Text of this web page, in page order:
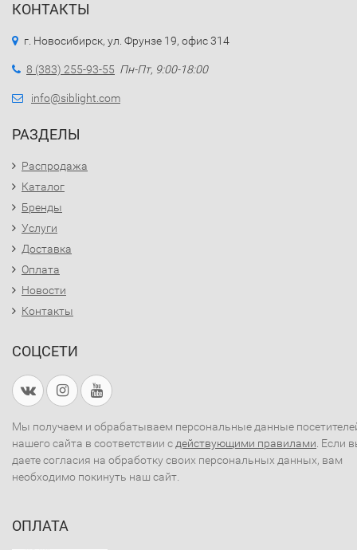
КОНТАКТЫ
г. Новосибирск, ул. Фрунзе 19, офис 314
8 (383) 255-93-55 Пн-Пт, 9:00-18:00
info@siblight.com
РАЗДЕЛЫ
Распродажа
Каталог
Бренды
Услуги
Доставка
Оплата
Новости
Контакты
СОЦСЕТИ
Мы получаем и обрабатываем персональные данные
нашего сайта в соответствии с действующими правилами . Если
даете согласия на обработку своих персональных данных, вам
необходимо покинуть наш сайт.
ОПЛАТА